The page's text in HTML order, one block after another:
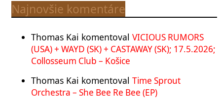
Najnovšie komentáre
Thomas Kai komentoval VICIOUS RUMORS
(USA) + WAYD (SK) + CASTAWAY (SK); 17.5.2026;
Collosseum Club – Košice
Thomas Kai komentoval Time Sprout
Orchestra – She Bee Re Bee (EP)